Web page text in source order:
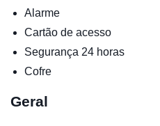
Alarme
Cartão de acesso
Segurança 24 horas
Cofre
Geral